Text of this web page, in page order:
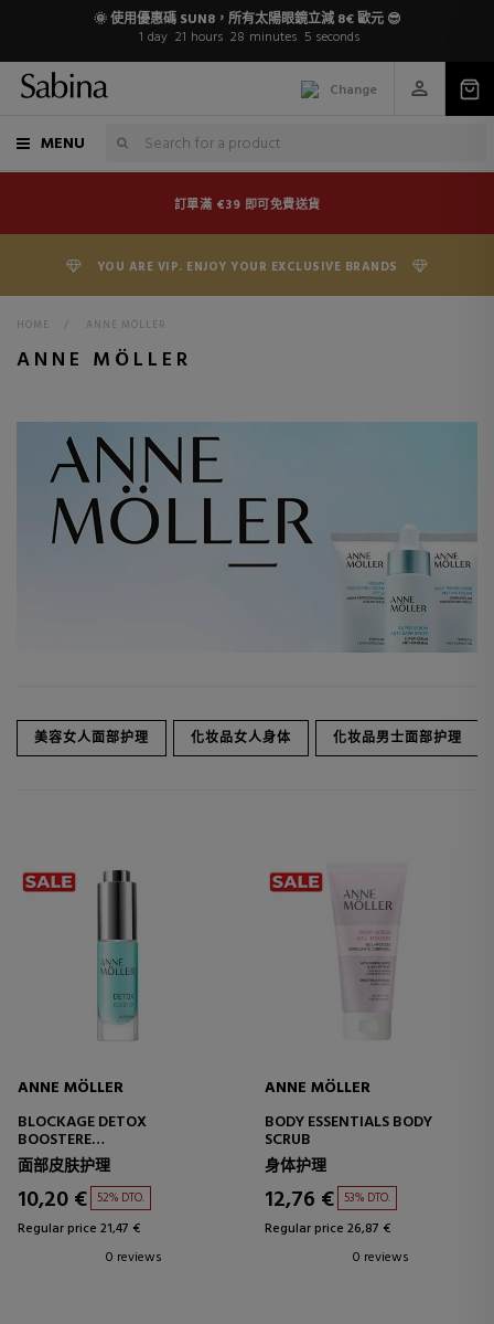
🌞 使用優惠碼 SUN8，所有太陽眼鏡立減 8€ 歐元 😎
1 day 21 hours 28 minutes 5 seconds
Change
MENU
訂單滿 €39 即可免費送貨
YOU ARE VIP. ENJOY YOUR EXCLUSIVE BRANDS
HOME > ANNE MÖLLER
ANNE MÖLLER
美容女人面部护理 化妆品女人身体 化妆品男士面部护理
ANNE MÖLLER
BLOCKAGE DETOX
BOOSTERE
ENERGIZING SERUM
面部皮肤护理
10,20 € 52% DTO.
Regular price 21,47 €
0 reviews
ANNE MÖLLER
BODY ESSENTIALS BODY
SCRUB
身体护理
12,76 € 53% DTO.
Regular price 26,87 €
0 reviews